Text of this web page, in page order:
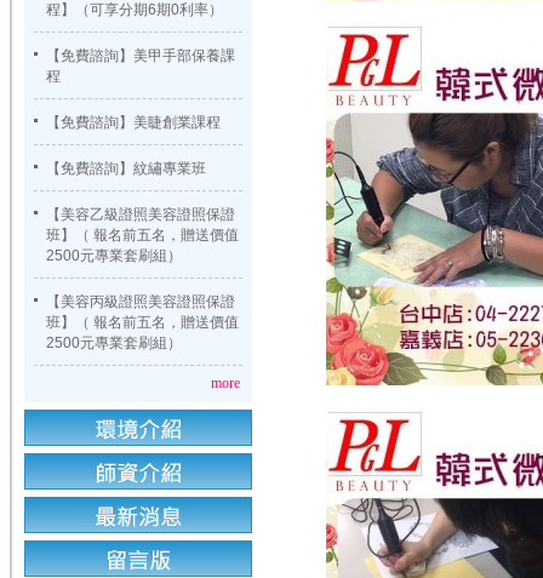
程】（可享分期6期0利率）
【免費諮詢】美甲手部保養課
程
【免費諮詢】美睫創業課程
【免費諮詢】紋繡專業班
【美容乙級證照美容證照保證
班】（ 報名前五名，贈送價值
2500元專業套刷組）
【美容丙級證照美容證照保證
班】（ 報名前五名，贈送價值
2500元專業套刷組）
more